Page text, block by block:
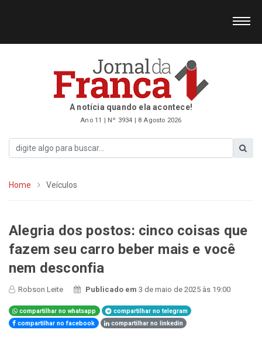
A notícia quando ela acontece!
Ano 11 | Nº 3934 | 8 Agosto 2026
Home Veículos
Alegria dos postos: cinco coisas que
fazem seu carro beber mais e você
nem desconfia
Robson Leite Publicado em3 de maio de 2025 às 19:00
compartilhar no whatsapp
compartilhar no telegram
compartilhar no facebook
compartilhar no linkedin